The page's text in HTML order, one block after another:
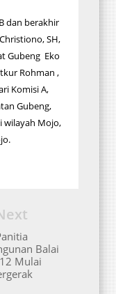
dan berakhir
SH,
Gubeng Eko
Rohman ,
Komisi A,
Gubeng,
wilayah Mojo,
Balai
Mulai